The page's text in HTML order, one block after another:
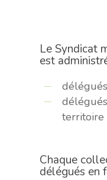
Le Syndicat
est
territoire
Chaque
délégués en